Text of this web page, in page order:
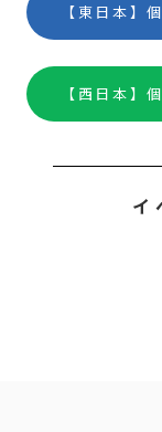
【東日本】
【西日本】
イ